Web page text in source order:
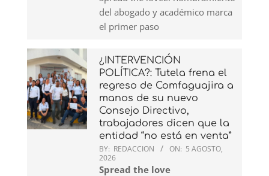
del abogado y académico marca
el primer paso
¿INTERVENCIÓN
POLÍTICA?: Tutela frena el
regreso de Comfaguajira a
manos de su nuevo
Consejo Directivo,
trabajadores dicen que la
entidad “no está en venta”
BY: REDACCION ON: 5 AGOSTO,
2026
Spread the love